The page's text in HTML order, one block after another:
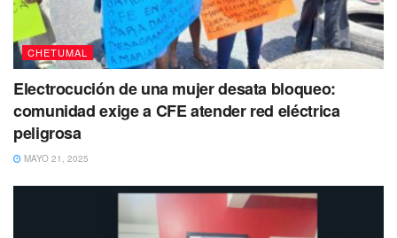
CHETUMAL
Electrocución de una mujer desata bloqueo:
comunidad exige a CFE atender red eléctrica
peligrosa
MAYO 21, 2025